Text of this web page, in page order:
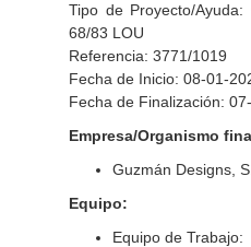
Tipo de Proyecto/
68/83 LOU
Referencia: 3771/1019
Fecha de Inicio: 08-01-
Fecha de Finalización:
Empresa/Organismo
Guzmán Designs,
Equipo:
Equipo de Trabajo: